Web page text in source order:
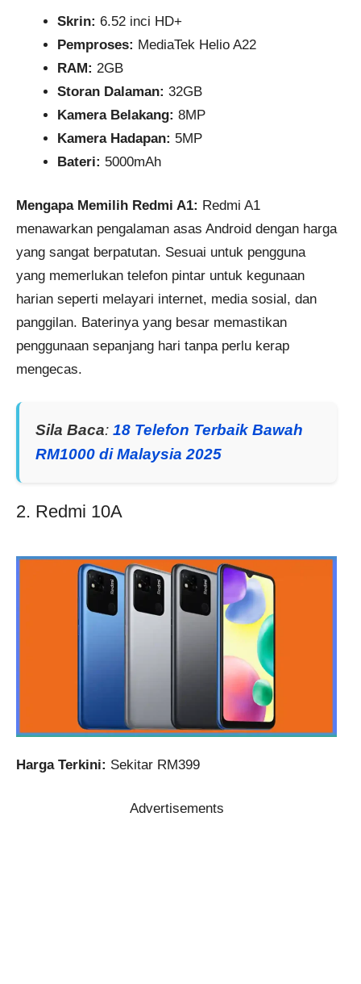
Skrin: 6.52 inci HD+
Pemproses: MediaTek Helio A22
RAM: 2GB
Storan Dalaman: 32GB
Kamera Belakang: 8MP
Kamera Hadapan: 5MP
Bateri: 5000mAh
Mengapa Memilih Redmi A1: Redmi A1
menawarkan pengalaman asas Android dengan harga
yang sangat berpatutan. Sesuai untuk pengguna
yang memerlukan telefon pintar untuk kegunaan
harian seperti melayari internet, media sosial, dan
panggilan. Baterinya yang besar memastikan
penggunaan sepanjang hari tanpa perlu kerap
mengecas.
Sila Baca: 18 Telefon Terbaik Bawah
RM1000 di Malaysia 2025
2. Redmi 10A
Harga Terkini: Sekitar RM399
Advertisements